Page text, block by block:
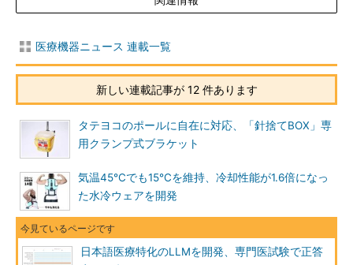
医療機器ニュース 連載一覧
新しい連載記事が 12 件あります
タテヨコのポールに自在に対応、「針捨てBOX」専
用クランプ式ブラケット
気温45℃でも15℃を維持、冷却性能が1.6倍になっ
た水冷ウェアを開発
日本語医療特化のLLMを開発、専門医試験で正答